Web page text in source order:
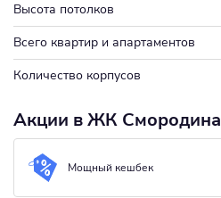
Высота потолков
Всего квартир и апартаментов
Количество корпусов
Акции в ЖК Смородина
Мощный кешбек